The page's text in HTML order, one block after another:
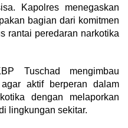
Kapolres menegaskan
bagian dari komitmen
rantai peredaran narkotika
Tuschad mengimbau
aktif berperan dalam
dengan melaporkan
lingkungan sekitar.